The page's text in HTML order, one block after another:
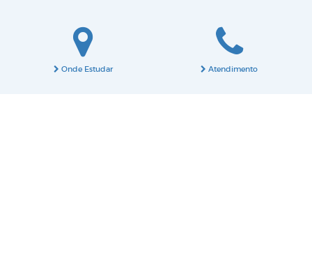
Onde Estudar Atendimento